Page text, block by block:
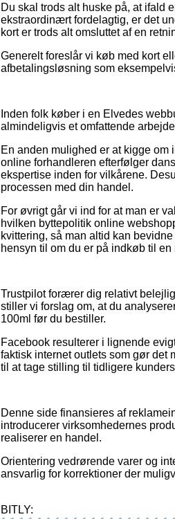
Du skal trods alt huske på, at ifald
ekstraordinært fordelagtig, er det
kort er trods alt omsluttet af en
Generelt foreslår vi køb med kort
afbetalingsløsning som
Inden folk køber i en Elvedes
almindeligvis et omfattende
En anden mulighed er at kigge
online forhandleren efterfølger
ekspertise inden for vilkårene.
processen med din handel.
For øvrigt går vi ind for at man er
hvilken byttepolitik online
kvittering, så man altid kan
hensyn til om du er på indkøb til
Trustpilot forærer dig relativt
stiller vi forslag om, at du
100ml før du bestiller.
Facebook resulterer i lignende
faktisk internet outlets som gør det
til at tage stilling til tidligere
Denne side finansieres af
introducerer virksomhedernes
realiserer en handel.
Orientering vedrørende varer og
ansvarlig for korrektioner der
BITLY: